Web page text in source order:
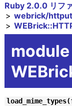
Ruby 2.0.0 リフ
webrick/